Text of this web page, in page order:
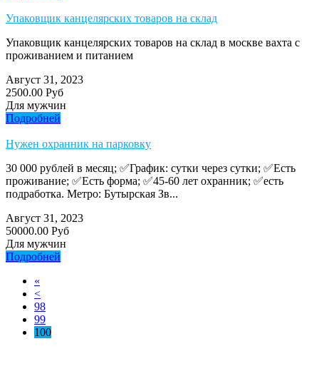
Упаковщик канцелярских товаров на склад
Упаковщик канцелярских товаров на склад в москве вахта с
проживанием и питанием
Август 31, 2023
2500.00 Руб
Для мужчин
Подробней
Нужен охранник на парковку
30 000 рублей в месяц; ✅График: сутки через сутки; ✅Есть
проживание; ✅Есть форма; ✅45-60 лет охранник; ✅есть
подработка. Метро: Бутырская Зв...
Август 31, 2023
50000.00 Руб
Для мужчин
Подробней
«
<
98
99
100